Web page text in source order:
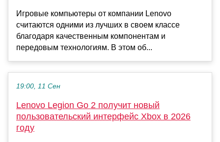
Игровые компьютеры от компании Lenovo
считаются одними из лучших в своем классе
благодаря качественным компонентам и
передовым технологиям. В этом об...
19:00, 11 Сен
Lenovo Legion Go 2 получит новый
пользовательский интерфейс Xbox в 2026
году